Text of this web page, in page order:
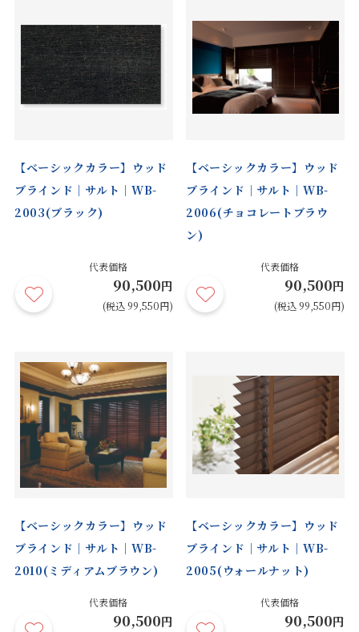
【ベーシックカラー】ウッド
ブラインド｜サルト｜WB-
2003(ブラック)
代表価格
90,500円
(税込 99,550円)
【ベーシックカラー】ウッド
ブラインド｜サルト｜WB-
2006(チョコレートブラウ
ン)
代表価格
90,500円
(税込 99,550円)
【ベーシックカラー】ウッド
ブラインド｜サルト｜WB-
2010(ミディアムブラウン)
代表価格
90,500円
【ベーシックカラー】ウッド
ブラインド｜サルト｜WB-
2005(ウォールナット)
代表価格
90,500円